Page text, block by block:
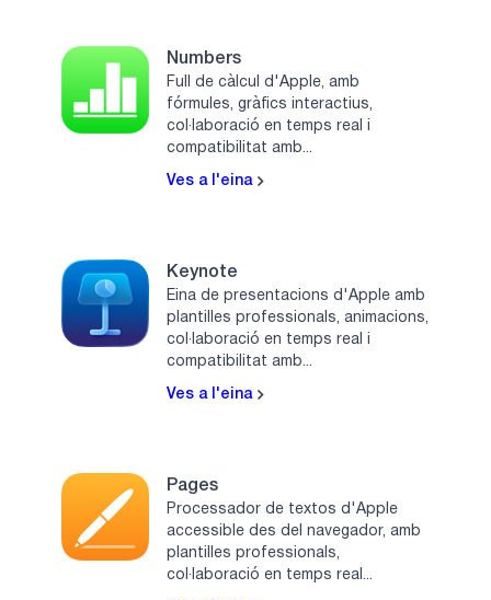
Numbers
Full de càlcul d'Apple, amb
fórmules, gràfics interactius,
col·laboració en temps real i
compatibilitat amb...
Ves a l'eina
Keynote
Eina de presentacions d'Apple amb
plantilles professionals, animacions,
col·laboració en temps real i
compatibilitat amb...
Ves a l'eina
Pages
Processador de textos d'Apple
accessible des del navegador, amb
plantilles professionals,
col·laboració en temps real...